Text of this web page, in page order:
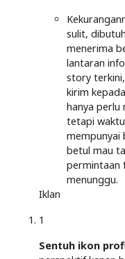
sulit,
menerima
lantaran
story
kirim
hanya perlu
tetapi
mempunyai
betul mau
permintaan
menunggu.
Iklan
1
Sentuh ikon